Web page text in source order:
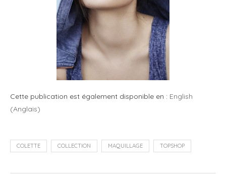
Cette publication est également disponible en : English
(Anglais)
COLETTE COLLECTION MAQUILLAGE TOPSHOP